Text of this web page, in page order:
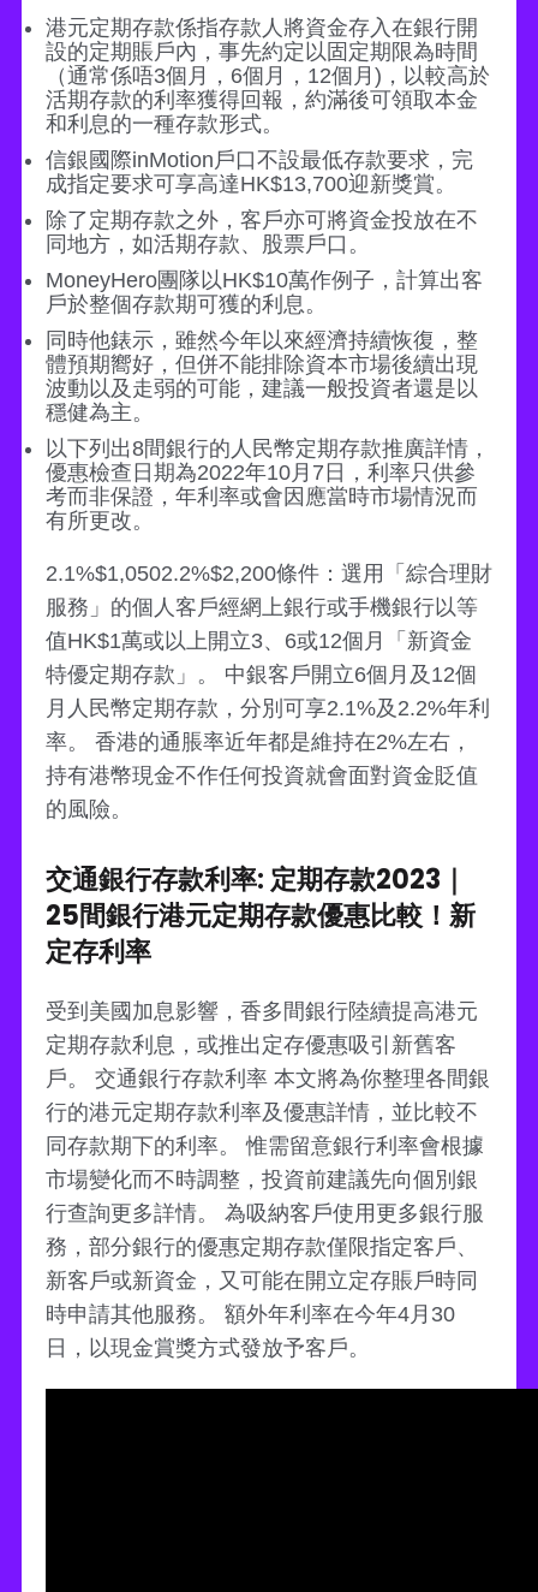
港元定期存款係指存款人將資金存入在銀行開
設的定期賬戶內，事先約定以固定期限為時間
（通常係唔3個月，6個月，12個月)，以較高於
活期存款的利率獲得回報，約滿後可領取本金
和利息的一種存款形式。
信銀國際inMotion戶口不設最低存款要求，完
成指定要求可享高達HK$13,700迎新獎賞。
除了定期存款之外，客戶亦可將資金投放在不
同地方，如活期存款、股票戶口。
MoneyHero團隊以HK$10萬作例子，計算出客
戶於整個存款期可獲的利息。
同時他錶示，雖然今年以來經濟持續恢復，整
體預期嚮好，但併不能排除資本市場後續出現
波動以及走弱的可能，建議一般投資者還是以
穩健為主。
以下列出8間銀行的人民幣定期存款推廣詳情，
優惠檢查日期為2022年10月7日，利率只供參
考而非保證，年利率或會因應當時市場情況而
有所更改。
2.1%$1,0502.2%$2,200條件：選用「綜合理財
服務」的個人客戶經網上銀行或手機銀行以等
值HK$1萬或以上開立3、6或12個月「新資金
特優定期存款」。 中銀客戶開立6個月及12個
月人民幣定期存款，分別可享2.1%及2.2%年利
率。 香港的通脹率近年都是維持在2%左右，
持有港幣現金不作任何投資就會面對資金貶值
的風險。
交通銀行存款利率: 定期存款2023｜
25間銀行港元定期存款優惠比較！新
定存利率
受到美國加息影響，香多間銀行陸續提高港元
定期存款利息，或推出定存優惠吸引新舊客
戶。 交通銀行存款利率 本文將為你整理各間銀
行的港元定期存款利率及優惠詳情，並比較不
同存款期下的利率。 惟需留意銀行利率會根據
市場變化而不時調整，投資前建議先向個別銀
行查詢更多詳情。 為吸納客戶使用更多銀行服
務，部分銀行的優惠定期存款僅限指定客戶、
新客戶或新資金，又可能在開立定存賬戶時同
時申請其他服務。 額外年利率在今年4月30
日，以現金賞獎方式發放予客戶。